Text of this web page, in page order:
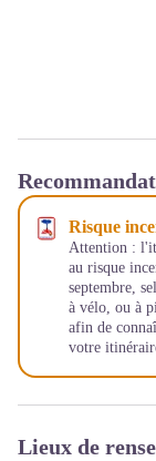
Risque
Attention :
au risque
septembre,
à vélo, ou à
afin de
votre
Lieux de